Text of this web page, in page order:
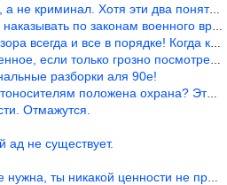
криминал. Хотя эти два понятия начин
по законам военного времени, а
всегда и все в порядке! Когда касается
если только грозно посмотреть в их с
разборки аля 90е!
положена охрана? Это его зада
Отмажутся.
не существует.
ты никакой ценности не представляеш